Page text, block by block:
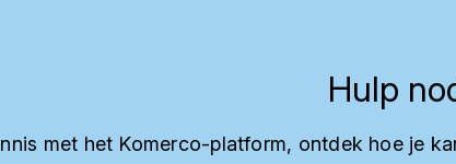
Hulp
met het Komerco-platform, ontdek hoe je